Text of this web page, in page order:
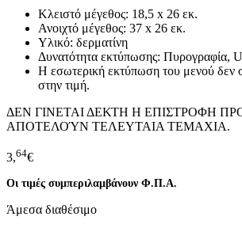
Κλειστό μέγεθος: 18,5 x 26 εκ.
Ανοιχτό μέγεθος: 37 x 26 εκ.
Υλικό: δερματίνη
Δυνατότητα εκτύπωσης: Πυρογραφία,
Η εσωτερική εκτύπωση του μενού δεν
στην τιμή.
ΔΕΝ ΓΙΝΕΤΑΙ ΔΕΚΤΗ Η ΕΠΙΣΤΡΟΦΗ
ΑΠΟΤΕΛΟΎΝ ΤΕΛΕΥΤΑΙΑ ΤΕΜΑΧΙΑ.
3,64€
Οι τιμές συμπεριλαμβάνουν Φ.Π.Α.
Άμεσα διαθέσιμο